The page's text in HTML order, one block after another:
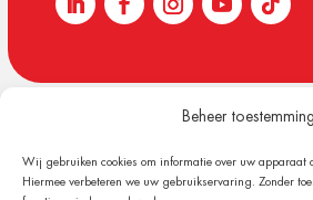
Beheer toestemming
Wij gebruiken cookies om informatie over uw apparaat
Hiermee verbeteren we uw gebruikservaring. Zonder
Algemene